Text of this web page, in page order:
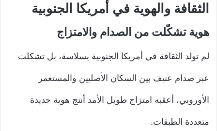
الثقافة والهوية في أمريكا الجنوبية
هوية تشكّلت من الصدام والامتزاج
لم تولد الثقافة في أمريكا الجنوبية بسلاسة، بل تشكلت
عبر صدام عنيف بين السكان الأصليين والمستعمر
الأوروبي، أعقبه امتزاج طويل الأمد أنتج هوية جديدة
متعددة الطبقات.